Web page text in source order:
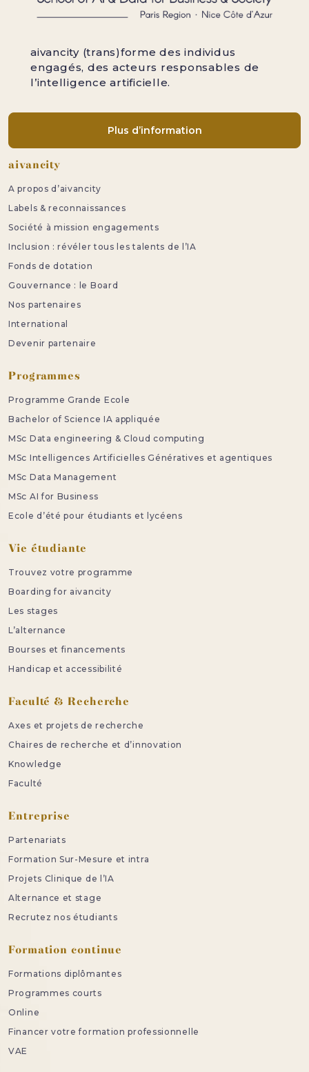
aivancity (trans)forme des individus
engagés, des acteurs responsables de
l’intelligence artificielle.
Plus d’information
Pied de page
aivancity
A propos d’aivancity
Labels & reconnaissances
Société à mission engagements
Inclusion : révéler tous les talents de l’IA
Fonds de dotation
Gouvernance : le Board
Nos partenaires
International
Devenir partenaire
Programmes
Programme Grande Ecole
Bachelor of Science IA appliquée
MSc Data engineering & Cloud computing
MSc Intelligences Artificielles Génératives et agentiques
MSc Data Management
MSc AI for Business
Ecole d’été pour étudiants et lycéens
Vie étudiante
Trouvez votre programme
Boarding for aivancity
Les stages
L’alternance
Bourses et financements
Handicap et accessibilité
Faculté & Recherche
Axes et projets de recherche
Chaires de recherche et d’innovation
Knowledge
Faculté
Entreprise
Partenariats
Formation Sur-Mesure et intra
Projets Clinique de l’IA
Alternance et stage
Recrutez nos étudiants
Formation continue
Formations diplômantes
Programmes courts
Online
Financer votre formation professionnelle
VAE